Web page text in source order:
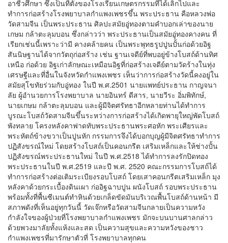
อาชีวศึกษา ซึ่งเป็นที่ตั้งของโรงเรียนเกษตรกรรมที่ได้เลิกไปและ
ทำการก่อสร้างโรงพยาบาลกำแพงเพชรขึ้น พระประธาน คือหลวงพ่อ
วัดสามจีน เป็นพระประธาน ศิลปะสมัยอู่ทองตามคำบอกเล่าของนาย
เกษม กล้าตะลุมบอน ซึ่งกล่าวว่า พระประธานเป็นสมัยอู่ทองคางคน ที่
เรียกเช่นนี้เพราะว่ามี คางคล้ายคน เป็นพระพุทธรูปปูนปั้นก่อด้วยอิฐ
สันนิษฐานได้จากวัตถุก่อสร้าง เช่น ฐานเจดีย์ที่พบอยู่ข้างโบสถ์ด้านทิศ
เหนือ ก่อด้วย อิฐเก่าลักษณะเหมือนอิฐที่ก่อสร้างเจดีย์ตามวัดร้างในทุ่ง
เศรษฐีและที่อื่นในจังหวัดกำแพงเพชร เห็นว่าการก่อสร้างวัดนี้คงอยู่ใน
สมัยสุโขทัยร่วมกับอู่ทอง ในปี พ.ศ.2501 นายแพทย์ประธาน กาญจนา
ลัย ผู้อำนวยการโรงพยาบาล นายอินทร์ ดีสาร, นายวีระ อิ่มพิทักษ์,
นายเกษม กล้าตะลุมบอน และผู้มีจิตศรัทธาอีกหลายท่านได้ทำการ
บูรณะโบสถ์วัดสามจีนขึ้นระหว่างการก่อสร้างได้เกิดพายุใหญ่พัดโบสถ์
พังทลาย โครงหลังคาฟาดทับพระประธานพระศอหัก พระเศียรและ
พระหัตถ์ข้างขวาเป็นปูนหัก กรรมการจึงได้บอกบุญผู้มีจิตศรัทธาทำการ
ปฏิสังขรณ์ใหม่ โดยสร้างโบสถ์เป็นคอนกรีต เสริมเหล็กและให้ช่างปั้น
ปฏิสังขรณ์พระประธานใหม่ ในปี พ.ศ.2518 ได้ทำการลงรักปิดทอง
พระประธานในปี พ.ศ.2519 และปี พ.ศ. 2520 คณะกรรมการโบสถ์ได้
ทำการก่อสร้างต่อเติมระเบียงรอบโบสถ์ โดยเสาคอนกรีตเสริมเหล็ก มุง
หลังคาด้วยกระเบื้องดินเผา ก่ออิฐฉาบปูน ผนังโบสถ์ รอบพระประธาน
พร้อมทั้งที่พื้นซีเมนต์ทำหินด้วยเกล็ดขัดมันบริเวณพื้นโบสถ์ด้านหน้า มี
สภาพดังที่เห็นอยู่ทุกวันนี้ วัดเจ๊กหรือวัดสามจีนกลายเป็นความหวัง
กำลังใจของผู้ป่วยที่โรงพยาบาลกำแพงเพชร มักจะบนบานศาลกล่าว
ด้วยพวงมาลัยทั้งแห้งและสด เป็นความสุขและความหวังของชาว
กำแพงเพชรที่มารักษาตัวที่ โรงพยาบาลทุกคน